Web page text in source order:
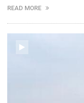
READ MORE